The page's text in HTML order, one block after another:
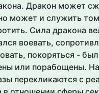
Дракон может
может и служить
Сила дракона
воевать,
покоряться -
или порабощены.
перекликаются с